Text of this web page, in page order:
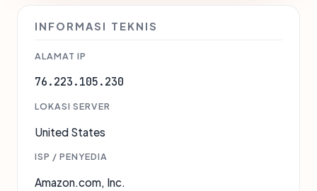
INFORMASI TEKNIS
ALAMAT IP
76.223.105.230
LOKASI SERVER
United States
ISP / PENYEDIA
Amazon.com, Inc.